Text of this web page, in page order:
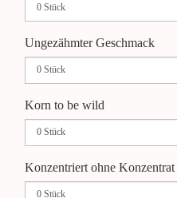
Ungezähmter Geschmack
Korn to be wild
Konzentriert ohne Konzentrat